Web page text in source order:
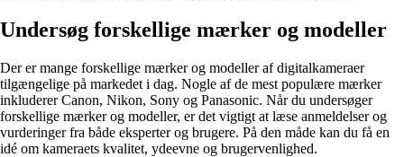
Undersøg forskellige mærker og modeller
Der er mange forskellige mærker og modeller af digitalkameraer
tilgængelige på markedet i dag. Nogle af de mest populære mærker
inkluderer Canon, Nikon, Sony og Panasonic. Når du undersøger
forskellige mærker og modeller, er det vigtigt at læse anmeldelser og
vurderinger fra både eksperter og brugere. På den måde kan du få en
idé om kameraets kvalitet, ydeevne og brugervenlighed.